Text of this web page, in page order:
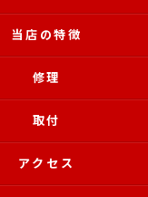
当店の特徴
修理
取付
アクセス